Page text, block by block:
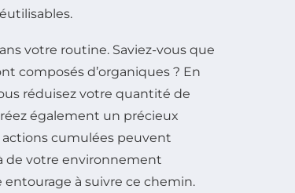
votre routine. Saviez-vous que
composés d’organiques ? En
réduisez votre quantité de
également un précieux
cumulées peuvent
de votre environnement
à suivre ce chemin.